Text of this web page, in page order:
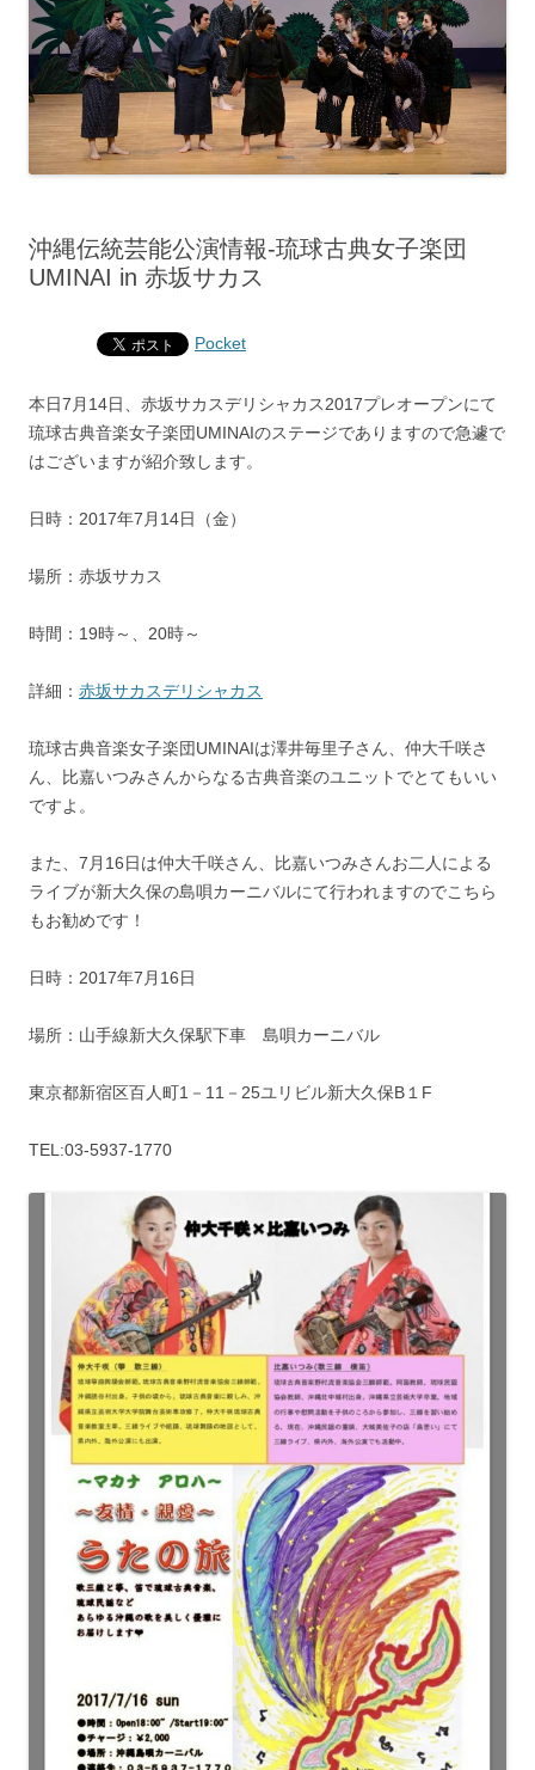
沖縄伝統芸能公演情報‐琉球古典女子楽団
UMINAI in 赤坂サカス
Pocket
本日7月14日、赤坂サカスデリシャカス2017プレオープンにて
琉球古典音楽女子楽団UMINAIのステージでありますので急遽で
はございますが紹介致します。
日時：2017年7月14日（金）
場所：赤坂サカス
時間：19時～、20時～
詳細： 赤坂サカスデリシャカス
琉球古典音楽女子楽団UMINAIは澤井毎里子さん、仲大千咲さ
ん、比嘉いつみさんからなる古典音楽のユニットでとてもいい
ですよ。
また、7月16日は仲大千咲さん、比嘉いつみさんお二人による
ライブが新大久保の島唄カーニバルにて行われますのでこちら
もお勧めです！
日時：2017年7月16日
場所：山手線新大久保駅下車 島唄カーニバル
東京都新宿区百人町1－11－25ユリビル新大久保B１F
TEL:03‐5937‐1770